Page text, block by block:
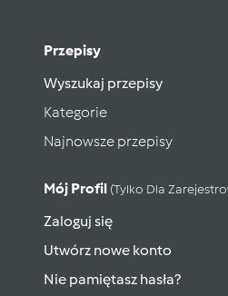
Przepisy
Wyszukaj przepisy
Kategorie
Najnowsze przepisy
Mój Profil (tylko Dla
Zaloguj się
Utwórz nowe konto
Nie pamiętasz hasła?